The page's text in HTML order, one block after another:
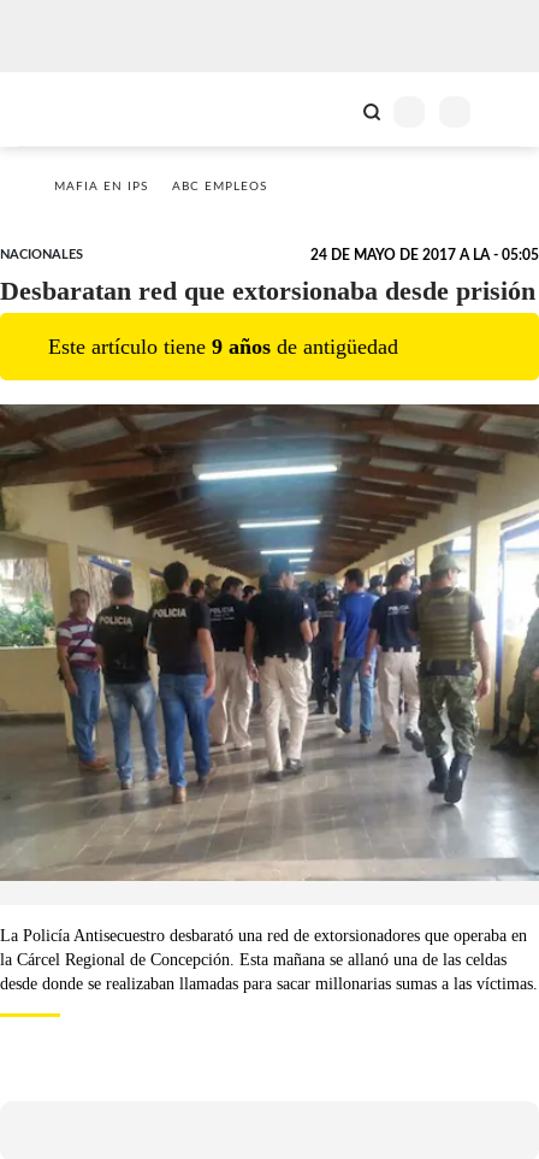
MAFIA EN IPS ABC EMPLEOS
NACIONALES 24 DE MAYO DE 2017 A LA - 05:05
Desbaratan red que extorsionaba desde prisión
Este artículo tiene 9 años de antigüedad
La Policía Antisecuestro desbarató una red de extorsionadores que operaba en
la Cárcel Regional de Concepción. Esta mañana se allanó una de las celdas
desde donde se realizaban llamadas para sacar millonarias sumas a las víctimas.